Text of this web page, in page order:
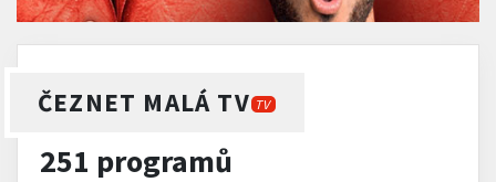
ČEZNET MALÁ TV TV
251 programů